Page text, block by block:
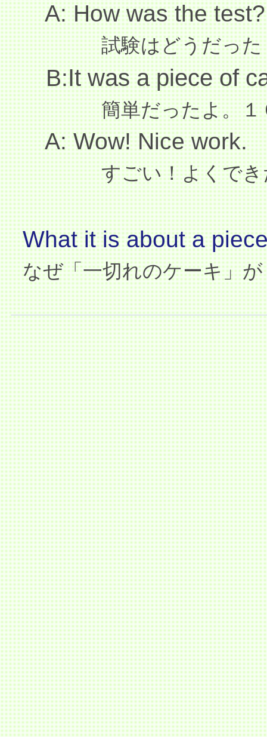
A: How was the test?
試験はどうだった
B:It was a piece of
簡単だったよ。１０
A: Wow! Nice work.
すごい！よくでき
What it is about a
なぜ「一切れのケーキ」